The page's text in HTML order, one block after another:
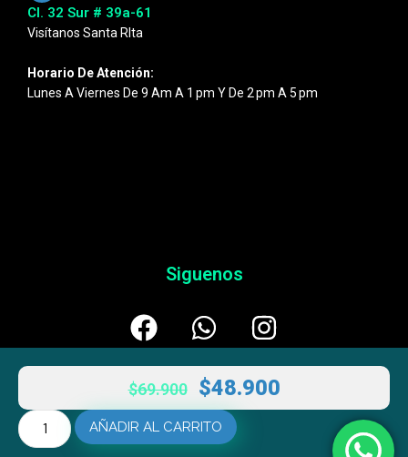
$69.900 $48.900
AÑADIR AL CARRITO
Cl. 32 Sur # 39a-61
Visítanos Santa RIta
Horario De Atención:
Lunes A Viernes De 9 Am A 1 Pm Y De 2 Pm A 5 Pm
Siguenos